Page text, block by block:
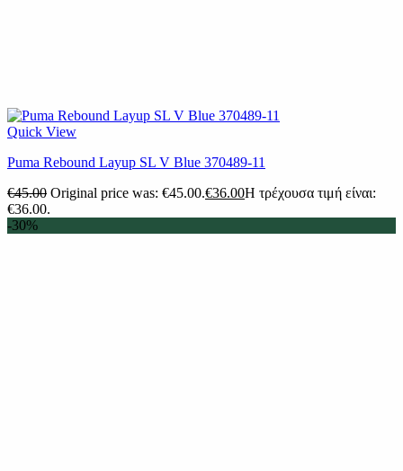
Quick View
Puma Rebound Layup SL V Blue 370489-11
€45.00 Original price was: €45.00.€36.00Η τρέχουσα τιμή είναι:
€36.00.
-30%